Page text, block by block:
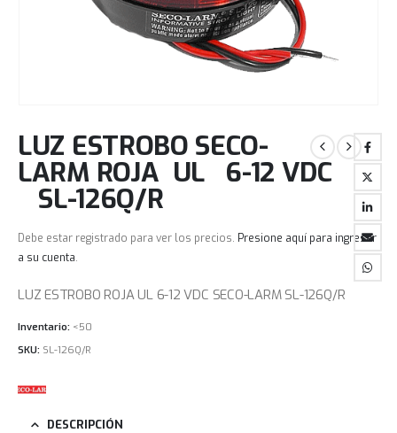
LUZ ESTROBO SECO-
LARM ROJA UL 6-12 VDC
SL-126Q/R
Debe estar registrado para ver los precios. Presione aquí para ingresar
a su cuenta.
LUZ ESTROBO ROJA UL 6-12 VDC SECO-LARM SL-126Q/R
Inventario: <50
SKU: SL-126Q/R
DESCRIPCIÓN